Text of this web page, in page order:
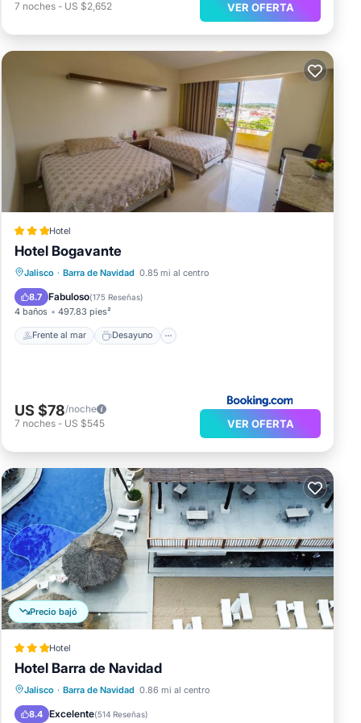
7 noches - US $2,652 VER OFERTA
Hotel
Hotel Bogavante
Jalisco · Barra de Navidad 0.85 mi al centro
8.7 Fabuloso(175 Reseñas)
4 baños 497.83 pies²
Frente al mar Desayuno
Frente al mar Desayuno
Vista al mar
US $78/noche
7 noches - US $545 VER OFERTA
Precio bajó
Hotel
Hotel Barra de Navidad
Jalisco · Barra de Navidad 0.86 mi al centro
8.4 Excelente(514 Reseñas)
Desayuno Piscina
Vista al mar
Balcón/Terraza